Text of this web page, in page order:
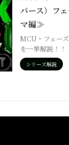
バース）フ
マ編≫
MCU・フェー
を一挙解説！！
シリーズ解説